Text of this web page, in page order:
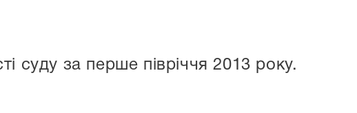
суду за перше півріччя 2013 року.